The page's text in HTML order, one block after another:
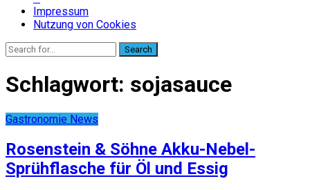
Impressum
Nutzung von Cookies
Search
Schlagwort: sojasauce
Gastronomie News
Rosenstein & Söhne Akku-Nebel-
Sprühflasche für Öl und Essig